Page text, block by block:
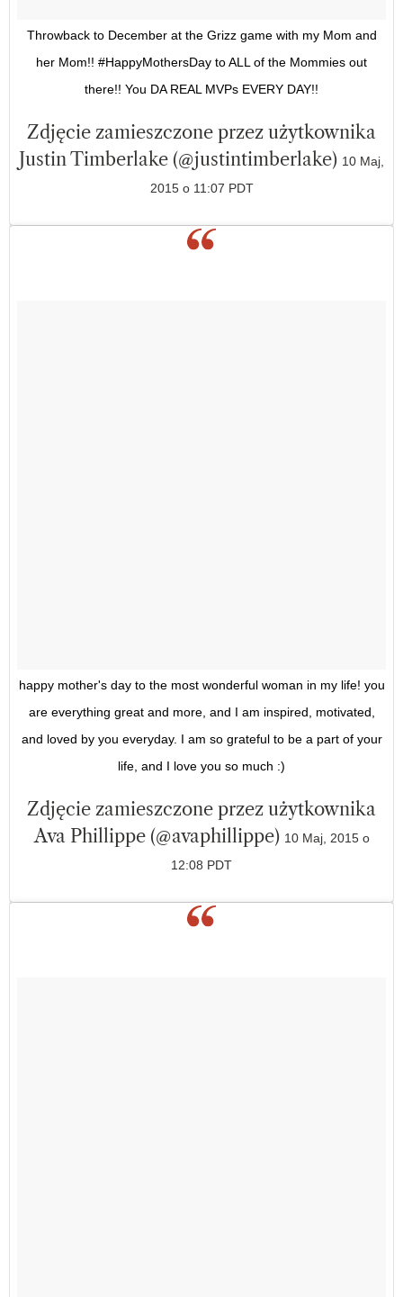
Throwback to December at the Grizz game with my Mom and
her Mom!! #HappyMothersDay to ALL of the Mommies out
there!! You DA REAL MVPs EVERY DAY!!
Zdjęcie zamieszczone przez użytkownika
Justin Timberlake (@justintimberlake) 10 Maj,
2015 o 11:07 PDT
happy mother's day to the most wonderful woman in my life! you
are everything great and more, and I am inspired, motivated,
and loved by you everyday. I am so grateful to be a part of your
life, and I love you so much :)
Zdjęcie zamieszczone przez użytkownika
Ava Phillippe (@avaphillippe) 10 Maj, 2015 o
12:08 PDT